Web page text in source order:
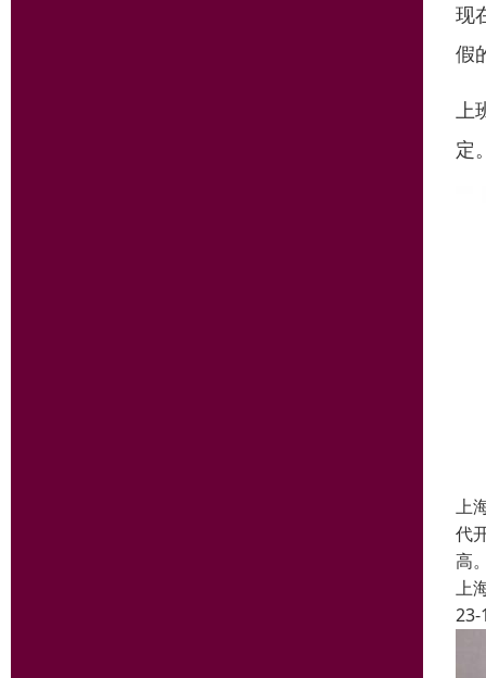
现
假
上
定
上
代
高
上
23-